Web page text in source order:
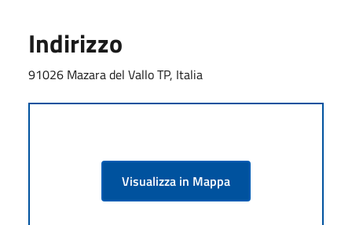
Indirizzo
91026 Mazara del Vallo TP, Italia
Visualizza in Mappa